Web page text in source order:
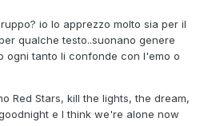
io lo apprezzo molto sia per il
qualche testo..suonano genere
ogni tanto li confonde con l'emo o
Red Stars, kill the lights, the dream,
e I think we're alone now